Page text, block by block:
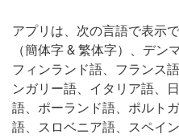
アプリは、次の言語で表示
（簡体字 & 繁体字）、デン
フィンランド語、フランス
ンガリー語、イタリア語、
語、ポーランド語、ポルト
語、スロベニア語、スペイ